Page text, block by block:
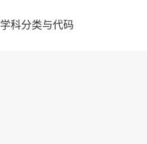
学科分类与代码